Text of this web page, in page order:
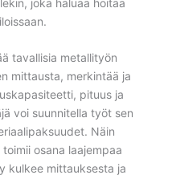
tavallisia metallityön
mittausta, merkintää ja
pituus ja
voi suunnitella työt sen
Näin
osana laajempaa
kulkee mittauksesta ja